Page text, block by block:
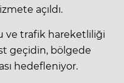
açıldı.
ve trafik hareketliliği
geçidin, bölgede
hedefleniyor.